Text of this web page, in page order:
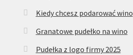
Kiedy chcesz podarować wino
Granatowe pudełko na wino
Pudełka z logo firmy 2025